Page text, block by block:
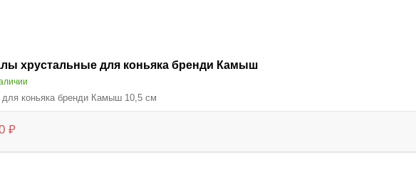
хрустальные для коньяка бренди Камыш
для коньяка бренди Камыш 10,5 см
₽